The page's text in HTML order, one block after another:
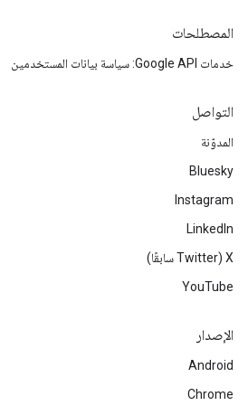
المصطلحات
خدمات Google API: سياسة بيانات المستخدمين
التواصل
المدوّنة
Bluesky
Instagram
LinkedIn
‫X ‏(Twitter سابقًا)
YouTube
الإصدار
Android
Chrome